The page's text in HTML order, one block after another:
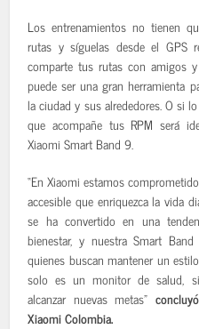
Los entrenamientos no tienen
rutas y síguelas desde el GPS
comparte tus rutas con amigos
puede ser una gran herramienta
la ciudad y sus alrededores. O si
que acompañe tus RPM será
Xiaomi Smart Band 9.
“En Xiaomi estamos
accesible que enriquezca la vida
se ha convertido en una
bienestar, y nuestra Smart
quienes buscan mantener un
solo es un monitor de salud,
alcanzar nuevas metas”
Xiaomi Colombia.